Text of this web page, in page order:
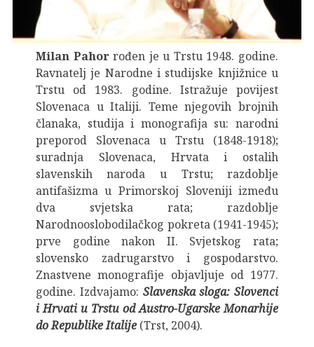
Milan Pahorrođen je u Trstu 1948. godine.
Ravnatelj je Narodne i studijske knjižnice u
Trstu od 1983. godine. Istražuje povijest
Slovenaca u Italiji. Teme njegovih brojnih
članaka, studija i monografija su: narodni
preporod Slovenaca u Trstu (1848-1918);
suradnja Slovenaca, Hrvata i ostalih
slavenskih naroda u Trstu; razdoblje
antifašizma u Primorskoj Sloveniji između
dva svjetska rata; razdoblje
Narodnooslobodilačkog pokreta (1941-1945);
prve godine nakon II. Svjetskog rata;
slovensko zadrugarstvo i gospodarstvo.
Znastvene monografije objavljuje od 1977.
godine. Izdvajamo: Slavenska sloga: Slovenci
i Hrvati u Trstu od Austro-Ugarske Monarhije
do Republike Italije(Trst, 2004).